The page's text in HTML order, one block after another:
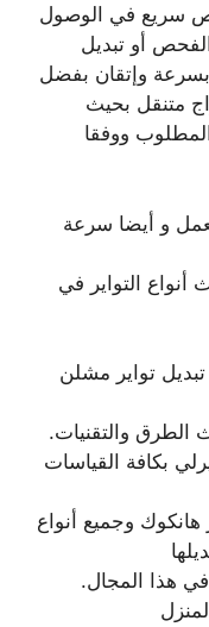
سريع في الوصول
أو تبديل
بسرعة وإتقان بفضل
متنقل بحيث
ووفقا
و أيضا سرعة
أنواع التواير في
تواير مشلن
الطرق والتقنيات.
بكافة القياسات
هانكوك وجميع أنواع
هذا المجال.